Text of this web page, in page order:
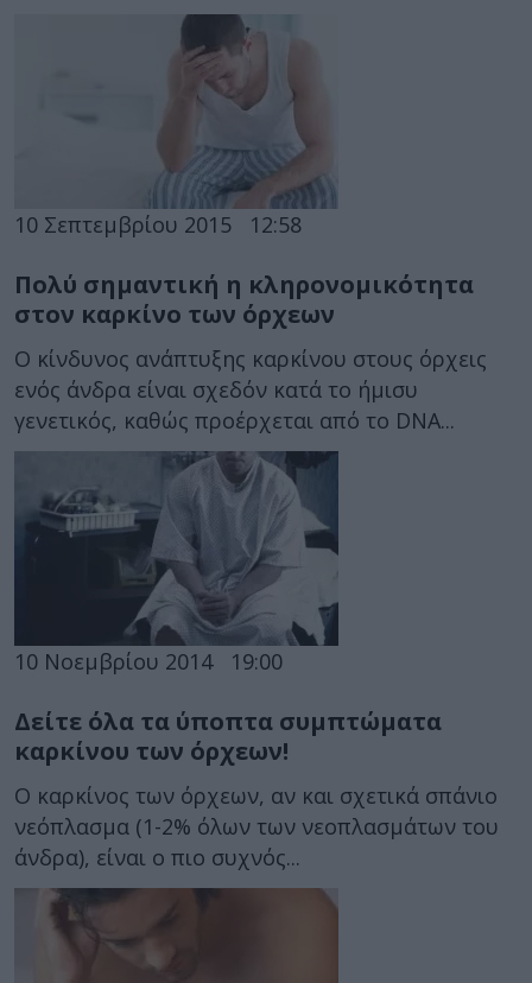
10 Σεπτεμβρίου 2015 12:58
Πολύ σημαντική η κληρονομικότητα
στον καρκίνο των όρχεων
Ο κίνδυνος ανάπτυξης καρκίνου στους όρχεις
ενός άνδρα είναι σχεδόν κατά το ήμισυ
γενετικός, καθώς προέρχεται από το DNA...
10 Νοεμβρίου 2014 19:00
Δείτε όλα τα ύποπτα συμπτώματα
καρκίνου των όρχεων!
Ο καρκίνος των όρχεων, αν και σχετικά σπάνιο
νεόπλασμα (1-2% όλων των νεοπλασμάτων του
άνδρα), είναι ο πιο συχνός...